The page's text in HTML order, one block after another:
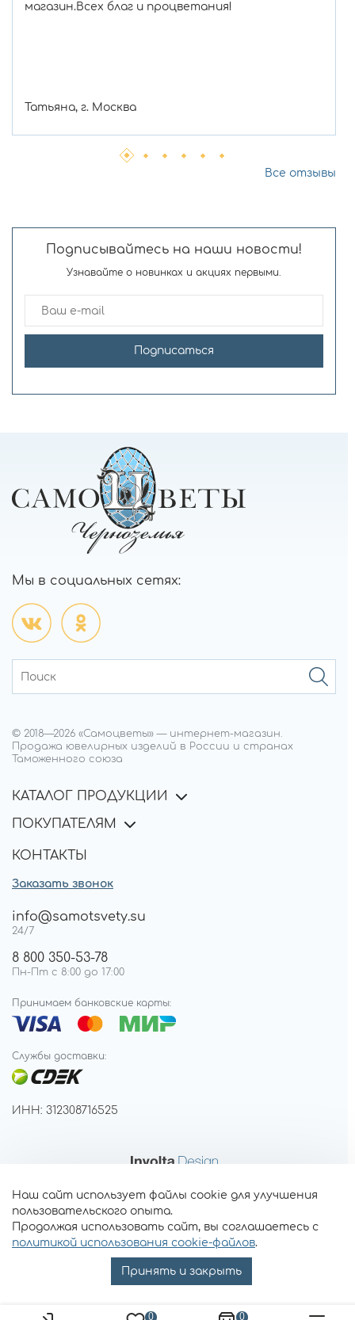
0 0
магазин.Всех благ и процветания!
Татьяна, г. Москва
Все отзывы
Подписывайтесь на наши новости!
Узнавайте о новинках и акциях первыми.
Подписаться
Мы в социальных сетях:
© 2018—2026 «Самоцветы» — интернет-магазин.
Продажа ювелирных изделий в России и странах
Таможенного союза
КАТАЛОГ ПРОДУКЦИИ
ПОКУПАТЕЛЯМ
КОНТАКТЫ
Заказать звонок
info@samotsvety.su
24/7
8 800 350-53-78
Пн-Пт с 8:00 до 17:00
Принимаем банковские карты:
Службы доставки:
ИНН: 312308716525
Наш сайт использует файлы cookie для улучшения
пользовательского опыта.
Продолжая использовать сайт, вы соглашаетесь с
политикой использования cookie-файлов.
Принять и закрыть